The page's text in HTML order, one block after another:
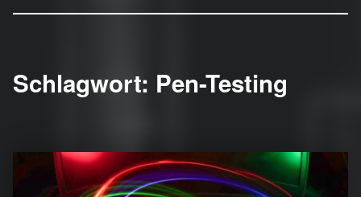
Schlagwort: Pen-Testing